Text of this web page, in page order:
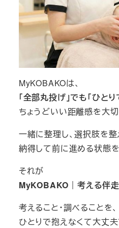
MyKOBAKOは、
「全部丸投げ」でも「ひと
ちょうどいい距離感を大切
一緒に整理し、選択肢を整
納得して前に進める状態を
それが
MyKOBAKO｜考える伴
考えること・調べることを、
ひとりで抱えなくて大丈夫